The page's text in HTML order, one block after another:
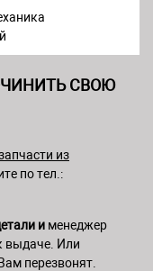
СВОЮ
из
по тел.:
и менеджер
выдаче. Или
перезвонят.